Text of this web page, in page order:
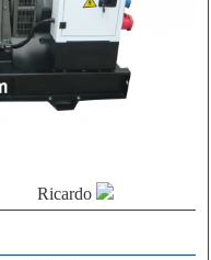
Ricardo